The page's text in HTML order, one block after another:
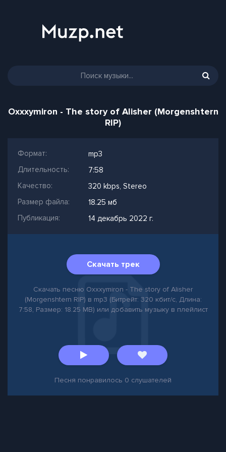
Oxxxymiron - The story of Alisher (Morgenshtern
RIP)
Формат:
mp3
Длительность:
7:58
Качество:
320 kbps, Stereo
Размер файла:
18.25 мб
Публикация:
14 декабрь 2022 г.
Скачать трек
Скачать песню Oxxxymiron - The story of Alisher
(Morgenshtern RIP) в mp3 (Битрейт: 320 кбит/с, Длина:
7:58, Размер: 18.25 MB) или добавить музыку в плейлист
Песня понравилось 0 слушателей